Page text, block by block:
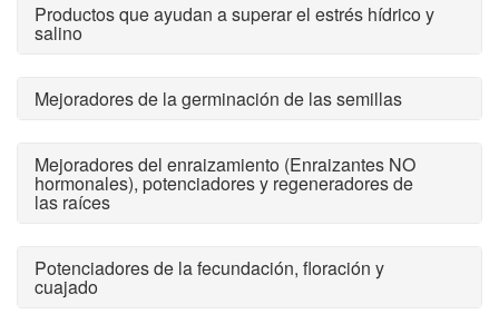
Productos que ayudan a superar el estrés hídrico y
salino
Mejoradores de la germinación de las semillas
Mejoradores del enraizamiento (Enraizantes NO
hormonales), potenciadores y regeneradores de
las raíces
Potenciadores de la fecundación, floración y
cuajado